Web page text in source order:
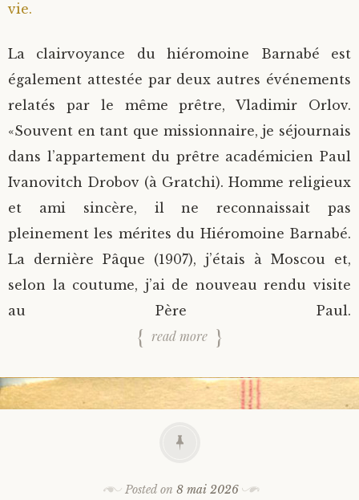
vie.
La clairvoyance du hiéromoine Barnabé est
également attestée par deux autres événements
relatés par le même prêtre, Vladimir Orlov.
«Souvent en tant que missionnaire, je séjournais
dans l’appartement du prêtre académicien Paul
Ivanovitch Drobov (à Gratchi). Homme religieux
et ami sincère, il ne reconnaissait pas
pleinement les mérites du Hiéromoine Barnabé.
La dernière Pâque (1907), j’étais à Moscou et,
selon la coutume, j’ai de nouveau rendu visite
au Père Paul.
read more
Posted on8 mai 2026